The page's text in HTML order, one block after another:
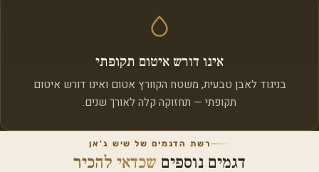
אינו דורש איטום תקופתי
בניגוד לאבן טבעית, משטח הקוורץ אטום ואינו דורש איטום
תקופתי — תחזוקה קלה לאורך שנים.
רשת הדגמים של שיש ג'אן
דגמים נוספים שכדאי להכיר